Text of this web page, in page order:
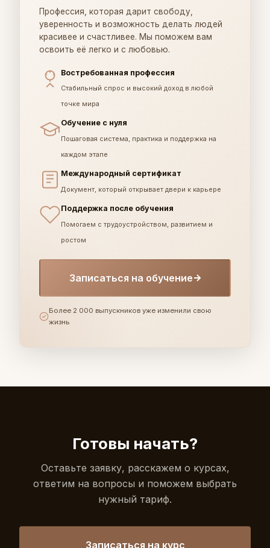
Профессия, которая дарит свободу,
уверенность и возможность делать людей
красивее и счастливее. Мы поможем вам
освоить её легко и с любовью.
Востребованная профессия
Стабильный спрос и высокий доход в любой
точке мира
Обучение с нуля
Пошаговая система, практика и поддержка на
каждом этапе
Международный сертификат
Документ, который открывает двери к карьере
Поддержка после обучения
Помогаем с трудоустройством, развитием и
ростом
Записаться на обучение
Более 2 000 выпускников уже изменили свою
жизнь
Готовы начать?
Оставьте заявку, расскажем о курсах,
ответим на вопросы и поможем выбрать
нужный тариф.
Записаться на курс